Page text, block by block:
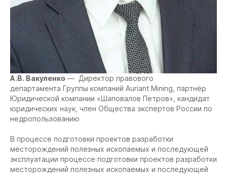
А.В. Вакуленко — Директор правового
департамента Группы компаний Auriant Mining, партнёр
Юридической компании «Шаповалов Петров», кандидат
юридических наук, член Общества экспертов России по
недропользованию
В процессе подготовки проектов разработки
месторождений полезных ископаемых и последующей
эксплуатации процессе подготовки проектов разработки
месторождений полезных ископаемых и последующей